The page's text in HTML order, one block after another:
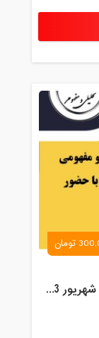
تومان
کلاس آنلاین ریاضی پنجم ترم چهارم شهریور 1403